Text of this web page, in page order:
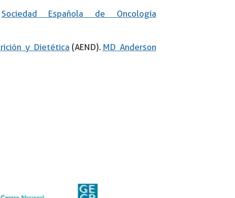
Sociedad Española de Oncología
y Dietética (AEND). MD Anderson